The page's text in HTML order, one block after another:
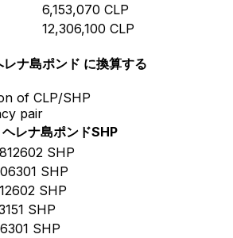
6,153,070 CLP
12,306,100 CLP
ナ島ポンド に換算する
of CLP/SHP
pair
レナ島ポンドSHP
SHP
SHP
SHP
SHP
SHP